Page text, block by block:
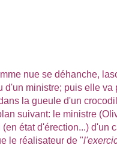
nue se déhanche,
d'un ministre; puis elle va
la gueule d'un
suivant: le ministre
état d'érection...) d'un
le réalisateur de "